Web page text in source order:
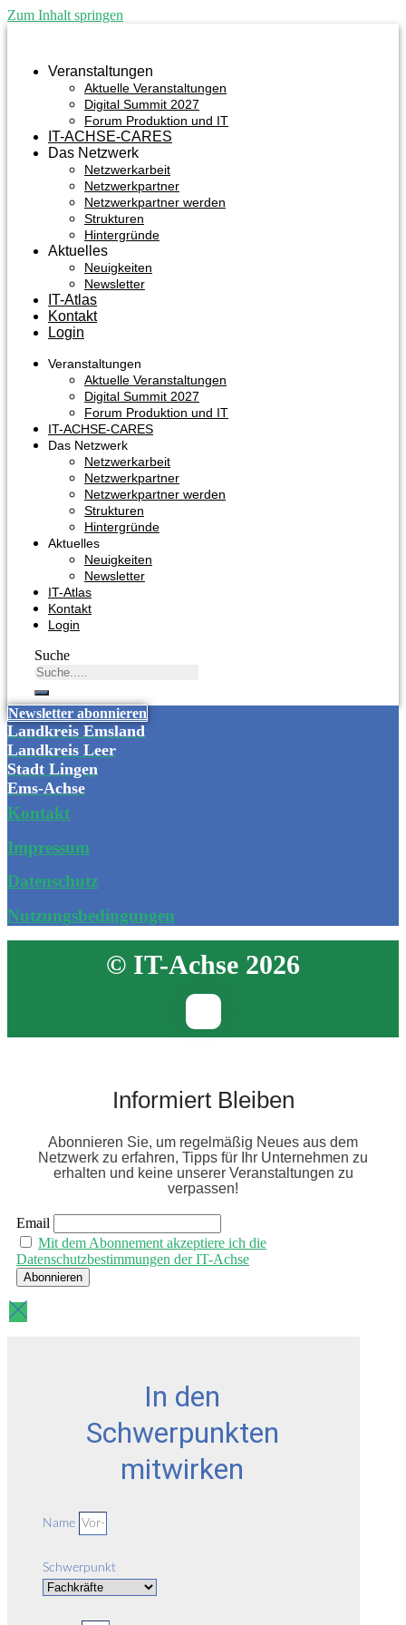
Zum Inhalt springen
Veranstaltungen
Aktuelle Veranstaltungen
Digital Summit 2027
Forum Produktion und IT
IT-ACHSE-CARES
Das Netzwerk
Netzwerkarbeit
Netzwerkpartner
Netzwerkpartner werden
Strukturen
Hintergründe
Aktuelles
Neuigkeiten
Newsletter
IT-Atlas
Kontakt
Login
Veranstaltungen
Aktuelle Veranstaltungen
Digital Summit 2027
Forum Produktion und IT
IT-ACHSE-CARES
Das Netzwerk
Netzwerkarbeit
Netzwerkpartner
Netzwerkpartner werden
Strukturen
Hintergründe
Aktuelles
Neuigkeiten
Newsletter
IT-Atlas
Kontakt
Login
Suche
Newsletter abonnieren
Landkreis Emsland
Landkreis Leer
Stadt Lingen
Ems-Achse
Kontakt
Impressum
Datenschutz
Nutzungsbedingungen
© IT-Achse 2026
Informiert Bleiben
Abonnieren Sie, um regelmäßig Neues aus dem
Netzwerk zu erfahren, Tipps für Ihr Unternehmen zu
erhalten und keine unserer Veranstaltungen zu
verpassen!
Email
Mit dem Abonnement akzeptiere ich die
Datenschutzbestimmungen der IT-Achse
In den
Schwerpunkten
mitwirken
Name
Schwerpunkt